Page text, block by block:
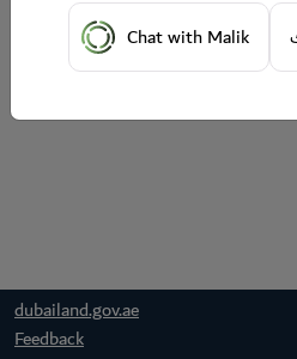
dubailand.gov.ae
Feedback
Chat with Malik